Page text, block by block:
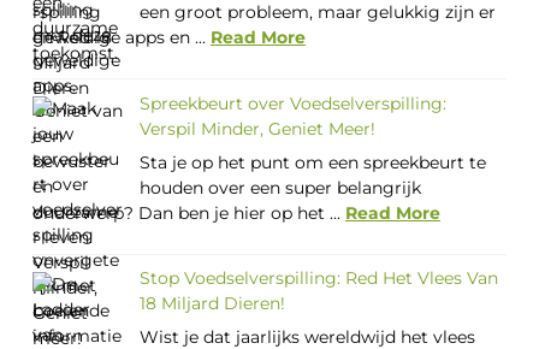
een groot probleem, maar gelukkig zijn er
geweldige apps en ... Read More
Spreekbeurt over Voedselverspilling:
Verspil Minder, Geniet Meer!
Sta je op het punt om een spreekbeurt te
houden over een super belangrijk
onderwerp? Dan ben je hier op het ... Read More
Stop Voedselverspilling: Red Het Vlees Van
18 Miljard Dieren!
Wist je dat jaarlijks wereldwijd het vlees